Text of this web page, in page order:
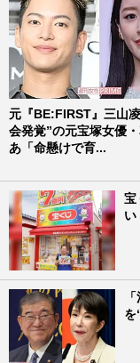
元『BE:FIRST』三山
会発覚”の元宝塚女優
あ「命懸けで育...
宝
い
を